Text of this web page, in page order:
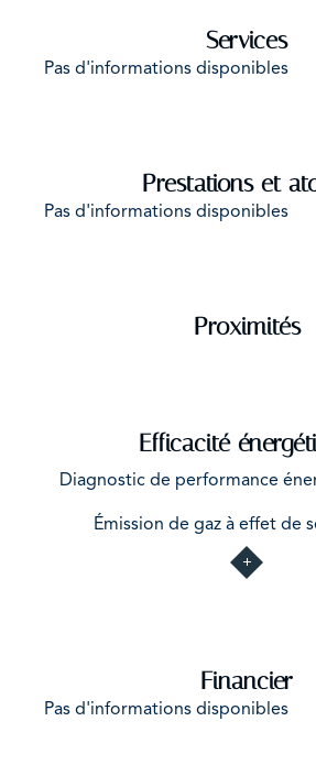
Services
Pas d'informations disponibles
Prestations et
Pas d'informations disponibles
Proximités
Efficacité
Diagnostic de performance
Émission de gaz à effet de
Financier
Pas d'informations disponibles